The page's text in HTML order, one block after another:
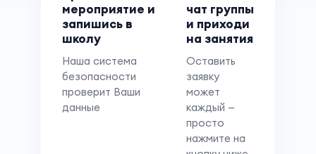
мероприятие и
запишись в
школу
Наша система
безопасности
проверит Ваши
данные
чат группы
и приходи
на занятия
Оставить
заявку
может
каждый —
просто
нажмите на